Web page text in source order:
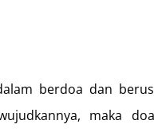
berdoa dan
maka